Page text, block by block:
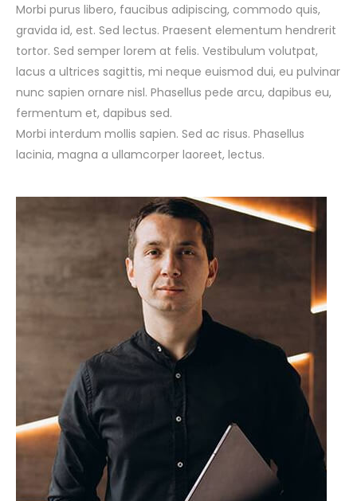
Morbi purus libero, faucibus adipiscing, commodo quis,
gravida id, est. Sed lectus. Praesent elementum hendrerit
tortor. Sed semper lorem at felis. Vestibulum volutpat,
lacus a ultrices sagittis, mi neque euismod dui, eu pulvinar
nunc sapien ornare nisl. Phasellus pede arcu, dapibus eu,
fermentum et, dapibus sed.
Morbi interdum mollis sapien. Sed ac risus. Phasellus
lacinia, magna a ullamcorper laoreet, lectus.